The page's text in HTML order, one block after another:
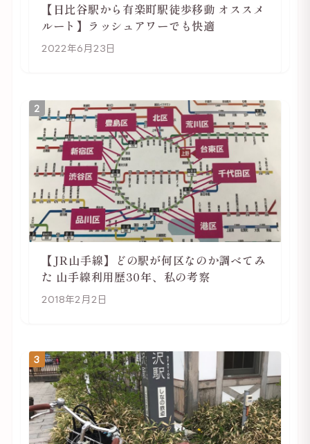
【日比谷駅から有楽町駅徒歩移動 オススメ
ルート】ラッシュアワーでも快適
2022年6月23日
2
【JR山手線】どの駅が何区なのか調べてみ
た 山手線利用歴30年、私の考察
2018年2月2日
3